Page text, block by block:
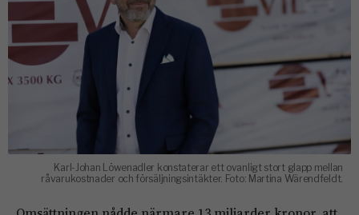
Karl-Johan Löwenadler konstaterar ett ovanligt stort glapp mellan
råvarukostnader och försäljningsintäkter. Foto: Martina Wärendfeldt.